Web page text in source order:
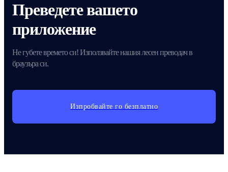
Преведете вашето
приложение
Не губете времето си! Използвайте нашия лесен преводач в
браузъра си.
Изпробвайте го безплатно